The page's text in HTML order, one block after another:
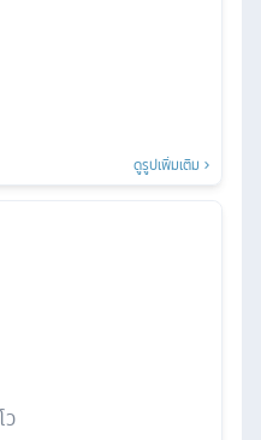
ดูรูปเพิ่มเติม
ว